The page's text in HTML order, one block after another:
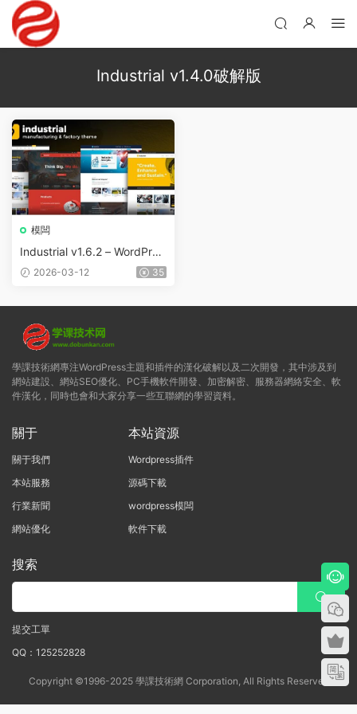
Industrial v1.4.0破解版
模闆
Industrial v1.6.2 – WordPres
s工業工廠主題
2026-03-12 35
學課技術網專注WordPress主題和插件的漢化破解以及二次開發，其中涉及到
網站建設、網站SEO優化、PC手機軟件開發、加密解密、服務器網絡安全、軟
件漢化，同時也會和大家分享一些互聯網的學習資料。
關于
關于我們
本站服務
行業新聞
網站優化
本站資源
Wordpress插件
源碼下載
wordpress模闆
軟件下載
搜索
提交工單
QQ：125252828
Copyright ©1996-2025 學課技術網 Corporation, All Rights Reserved